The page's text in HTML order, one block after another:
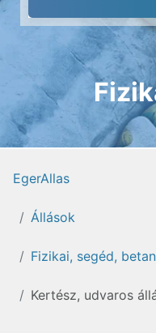
EgerAllas
Állások
Fizikai, segéd,
Kertész, udvaros